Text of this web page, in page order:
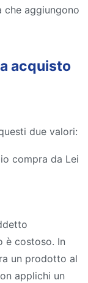
che aggiungono
acquisto
due valori:
compra da Lei
è costoso. In
un prodotto al
applichi un